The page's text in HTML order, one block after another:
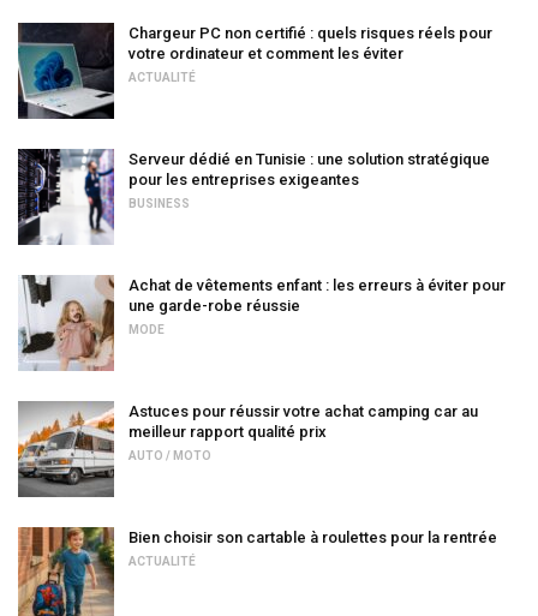
Chargeur PC non certifié : quels risques réels pour
votre ordinateur et comment les éviter
ACTUALITÉ
Serveur dédié en Tunisie : une solution stratégique
pour les entreprises exigeantes
BUSINESS
Achat de vêtements enfant : les erreurs à éviter pour
une garde-robe réussie
MODE
Astuces pour réussir votre achat camping car au
meilleur rapport qualité prix
AUTO / MOTO
Bien choisir son cartable à roulettes pour la rentrée
ACTUALITÉ